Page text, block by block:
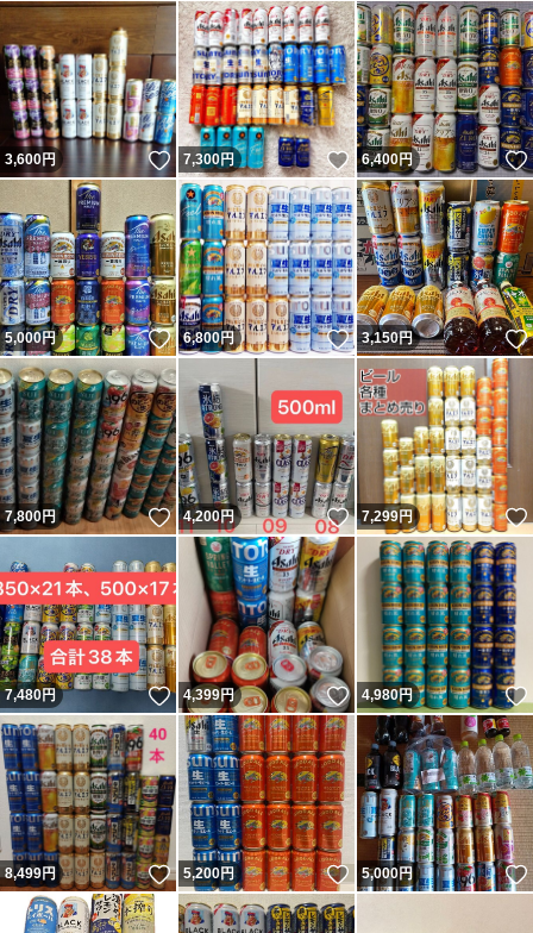
3,600円 いいね！
7,300円 いいね！
6,400円
5,000円 いいね！
6,800円 いいね！
3,150円
7,800円 いいね！
4,200円 いいね！
7,299円
7,480円 いいね！
4,399円 いいね！
4,980円
8,499円 いいね！
5,200円 いいね！
5,000円